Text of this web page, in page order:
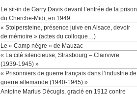
Le sit-in de Garry Davis devant l’entrée de la prison
du Cherche-Midi, en 1949
« Stolpersteine, présence juive en Alsace, devoir
de mémoire » (actes du colloque…)
Le « Camp nègre » de Mauzac
« La cité silencieuse, Strasbourg – Clairvivre
(1939-1945) »
« Prisonniers de guerre français dans l’industrie de
guerre allemande (1940-1945) »
Antoine Marius Décugis, gracié en 1912 contre